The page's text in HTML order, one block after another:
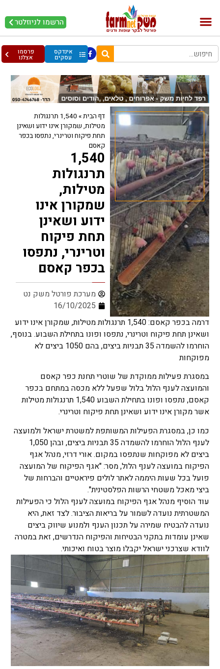
הרשמו לניוזלטר
אינדקס
עסקים
פרסמו
אצלנו
דף הבית»
1,540 תרנגולות
מטילות, שמקורן אינו ידוע ושאינן
תחת פיקוח וטרינרי, נתפסו בכפר
קאסם
1,540
תרנגולות
מטילות,
שמקורן אינו
ידוע ושאינן
תחת פיקוח
וטרינרי, נתפסו
בכפר קאסם
מערכת פורטל משק נט
16/10/2025
דרמה בכפר קאסם: 1,540 תרנגולות מטילות, שמקורן אינו ידוע
ושאינן תחת פיקוח וטרינרי, נתפסו ופונו בתחילת השבוע. בנוסף,
הוחרמו להשמדה 35 תבניות ביצים, בהם 1050 ביצים לא
מפוקחות
במסגרת פעילות ממוקדת של שוטרי תחנת כפר קאסם
והמועצה לענף הלול בלול שפעל ללא מכסה במתחם בכפר
קאסם, נתפסו ופונו בתחילת השבוע 1,540 תרנגולות מטילות
אשר מקורן אינו ידוע ושאינן תחת פיקוח וטרינרי.
כמו כן, במסגרת הפעילות המשותפת למשטרת ישראל ולמועצה
לענף הלול הוחרמו להשמדה 35 תבניות ביצים, ובהן 1,050
ביצים לא מפוקחות שנתפסו במקום. אורי דרזי, מנהל אגף
הפיקוח במועצה לענף הלול, מסר: "אגף הפיקוח של המועצה
פועל בכל שעות היממה לאתר לולים פיראטיים והברחות של
ביצי מאכל משטחי הרשות הפלסטינית".
עוד הוסיף מנהל אגף הפיקוח במועצה לענף הלול כי הפעילות
המשטרתית נועדה לשמור על בריאות הציבור. לצד זאת, היא
נועדה להבטיח שמירה על תכנון הענף ולמנוע שיווק ביצים
שאינן עומדות בתקני הבטיחות והפיקוח הנדרשים, זאת במטרה
לוודא שצרכני ישראל יקבלו מוצר בטוח ואיכותי.